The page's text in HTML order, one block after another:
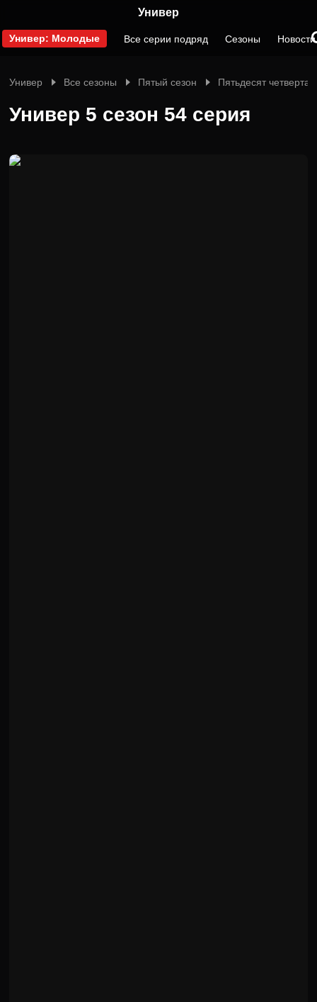
Универ
Универ: Молодые Все серии подряд Сезоны Новости
Универ Все сезоны Пятый сезон Пятьдесят
Универ 5 сезон 54 серия